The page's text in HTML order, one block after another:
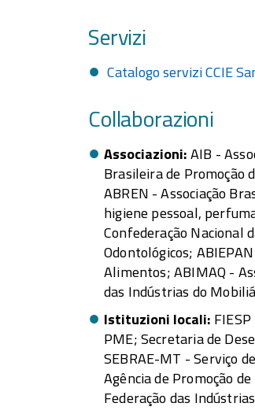
Servizi
Catalogo servizi CCIE
Collaborazioni
Associazioni AIB -
Brasileira de Promoção
ABREN - Associação
higiene pessoal,
Confederação Nacional
Odontológicos;
Alimentos; ABIMAQ -
das Indústrias do
Istituzioni locali
PME; Secretaria de
SEBRAE-MT - Serviço
Agência de Promoção
Federação das